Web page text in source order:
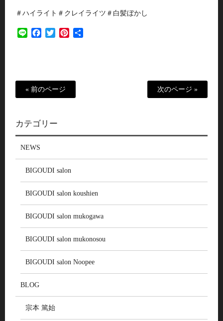
＃ハイライト＃クレイライツ＃白髪ぼかし
Line FacebookTwitterPinterest
« 前のページ 次のページ »
カテゴリー
NEWS
BIGOUDI salon
BIGOUDI salon koushien
BIGOUDI salon mukogawa
BIGOUDI salon mukonosou
BIGOUDI salon Noopee
BLOG
宗本 篤始